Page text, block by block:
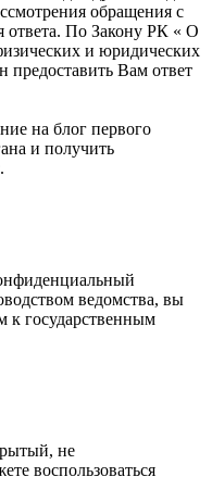
обращения с
ответа. По Закону РК « О
и юридических
предоставить Вам ответ
на блог первого
и получить
ведомства, вы
к государственным
не
воспользоваться